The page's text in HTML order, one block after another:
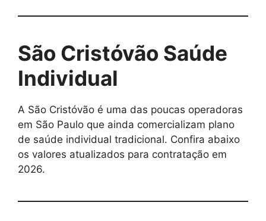
São Cristóvão Saúde
Individual
A São Cristóvão é uma das poucas operadoras
em São Paulo que ainda comercializam plano
de saúde individual tradicional. Confira abaixo
os valores atualizados para contratação em
2026.